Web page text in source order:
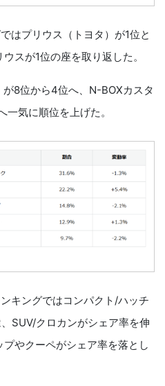
はプリウス（トヨタ）が1位と
スが1位の座を取り返した。
8位から4位へ、N-BOXカスタ
気に順位を上げた。
キングではコンパクト/ハッチ
SUV/クロカンがシェア率を伸
やクーペがシェア率を落とし